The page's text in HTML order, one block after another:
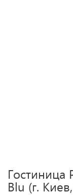
Гостиница
Blu (г.